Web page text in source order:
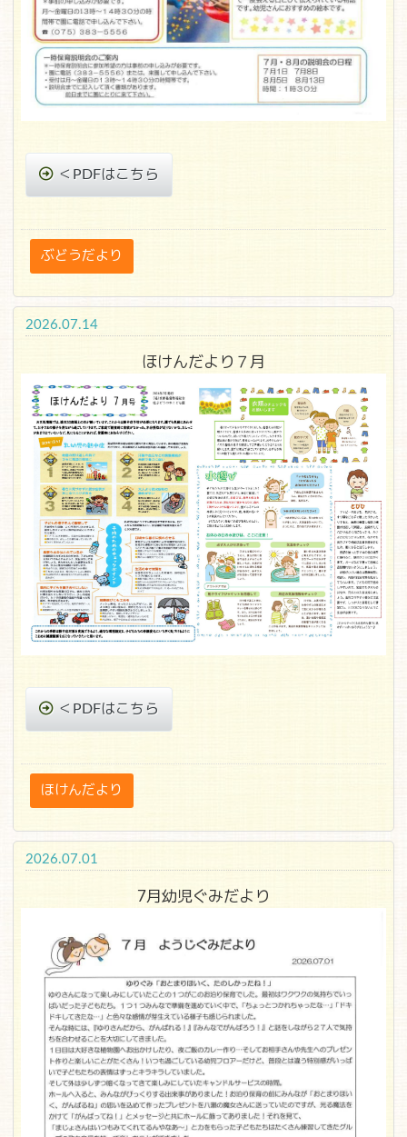
＜PDFはこちら
ぶどうだより
2026.07.14
ほけんだより７月
＜PDFはこちら
ほけんだより
2026.07.01
7月幼児ぐみだより